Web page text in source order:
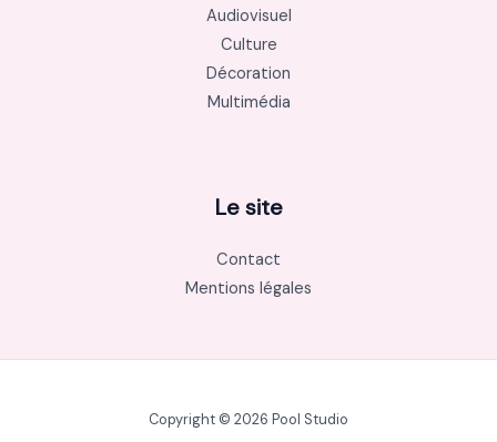
Audiovisuel
Culture
Décoration
Multimédia
Le site
Contact
Mentions légales
Copyright © 2026 Pool Studio